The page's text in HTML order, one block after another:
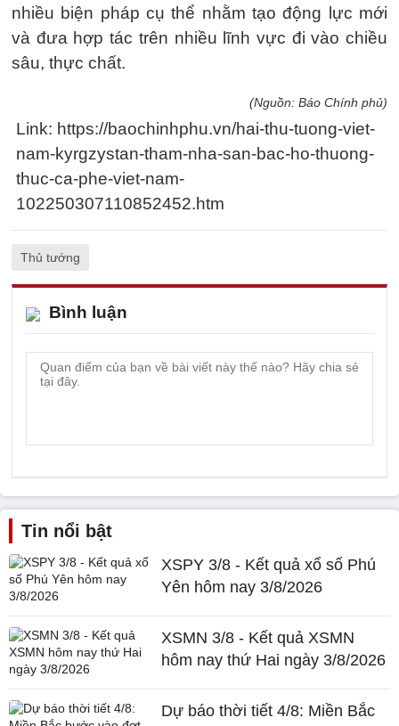
nhiều biện pháp cụ thể nhằm tạo động lực mới
và đưa hợp tác trên nhiều lĩnh vực đi vào chiều
sâu, thực chất.
(Nguồn: Báo Chính phủ)
Link: https://baochinhphu.vn/hai-thu-tuong-viet-
nam-kyrgzystan-tham-nha-san-bac-ho-thuong-
thuc-ca-phe-viet-nam-
102250307110852452.htm
Thủ tướng
Bình luận
Tin nổi bật
XSPY 3/8 - Kết quả xổ số Phú
Yên hôm nay 3/8/2026
XSMN 3/8 - Kết quả XSMN
hôm nay thứ Hai ngày 3/8/2026
Dự báo thời tiết 4/8: Miền Bắc